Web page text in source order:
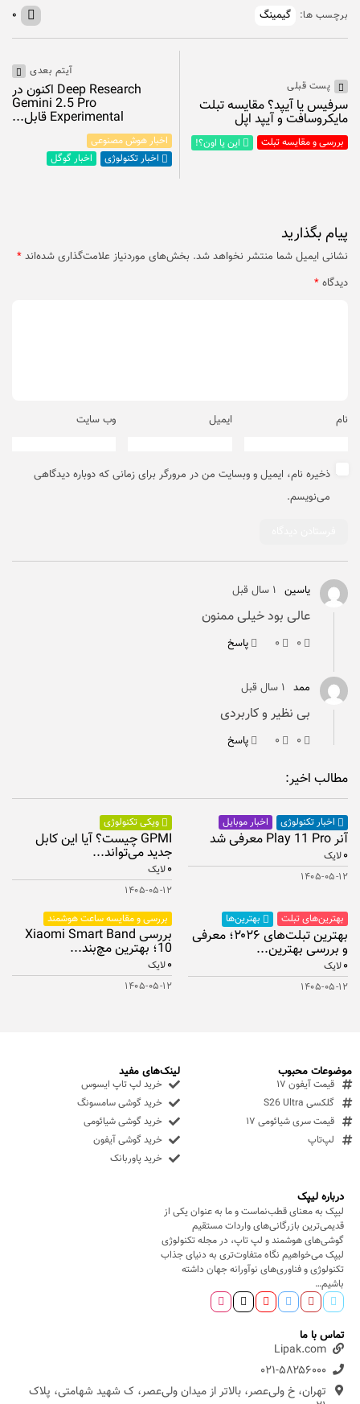
برچسب ها: گیمینگ ۰
پست قبلی
سرفیس یا آیپد؟ مقایسه تبلت
مایکروسافت و آیپد اپل
بررسی و مقایسه تبلت این یا اون؟!
آیتم بعدی
Deep Research اکنون در
Gemini 2.5 Pro
Experimental قابل...
اخبار هوش مصنوعی
اخبار تکنولوژی
اخبار گوگل
پیام بگذارید
نشانی ایمیل شما منتشر نخواهد شد. بخش‌های موردنیاز علامت‌گذاری شده‌اند *
دیدگاه *
نام ایمیل وب‌ سایت
ذخیره نام، ایمیل و وبسایت من در مرورگر برای زمانی که دوباره دیدگاهی
می‌نویسم.
یاسین ۱ سال قبل
عالی بود خیلی ممنون
۰ ۰ پاسخ
ممد ۱ سال قبل
بی نظیر و کاربردی
۰ ۰ پاسخ
مطالب اخیر:
اخبار تکنولوژی اخبار موبایل
آنر Play 11 Pro معرفی شد
۰لایک
۱۴۰۵-۰۵-۱۲
ویکی تکنولوژی
GPMI چیست؟ آیا این کابل
جدید می‌تواند...
۰لایک
۱۴۰۵-۰۵-۱۲
بهترین‌های تبلت
بهترین‌ها
بهترین تبلت‌های ۲۰۲۶؛ معرفی
و بررسی بهترین...
۰لایک
۱۴۰۵-۰۵-۱۲
بررسی و مقایسه ساعت هوشمند
بررسی Xiaomi Smart Band
10؛ بهترین مچ‌بند...
۰لایک
۱۴۰۵-۰۵-۱۲
درباره لیپک
لیپک به معنای قطب‌نماست و ما به عنوان یکی از
قدیمی‌ترین بازرگانی‌های واردات مستقیم
گوشی‌های هوشمند و لپ تاپ، در مجله تکنولوژی
لیپک می‌خواهیم نگاه متفاوت‌تری به دنیای جذاب
تکنولوژی و فناوری‌های نوآورانه جهان داشته
باشیم…
تماس با ما
Lipak.com
۰۲۱-۵۸۲۵۶۰۰۰
تهران، خ ولی‌عصر، بالاتر از میدان ولی‌عصر، ک شهید شهامتی، پلاک
موضوعات محبوب
قیمت آیفون ۱۷
گلکسی S26 Ultra
قیمت سری شیائومی ۱۷
لپ‌تاپ
لینک‌های مفید
خرید لپ تاپ ایسوس
خرید گوشی سامسونگ
خرید گوشی شیائومی
خرید گوشی آیفون
خرید پاوربانک